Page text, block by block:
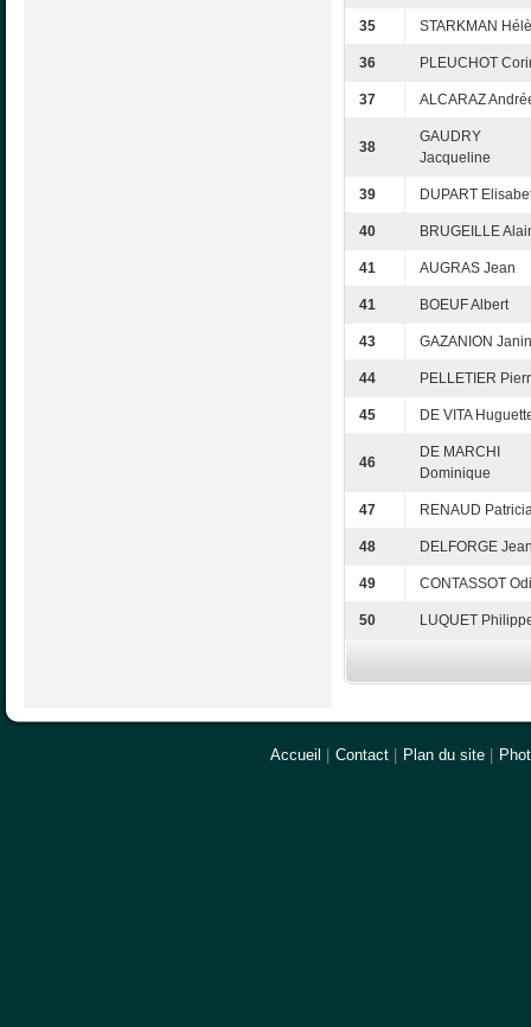
35 STARKMAN
36 PLEUCHOT
37 ALCARAZ
38
GAUDRY
Jacqueline
39 DUPART
40 BRUGEILLE
41 AUGRAS Jean
41 BOEUF Albert
43 GAZANION
44 PELLETIER
45 DE VITA
46
DE MARCHI
Dominique
47 RENAUD
48 DELFORGE
49 CONTASSOT
50 LUQUET
Accueil Contact Plan du site